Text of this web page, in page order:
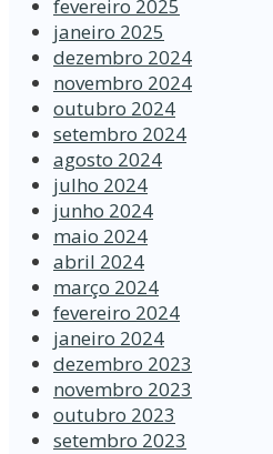
fevereiro 2025
janeiro 2025
dezembro 2024
novembro 2024
outubro 2024
setembro 2024
agosto 2024
julho 2024
junho 2024
maio 2024
abril 2024
março 2024
fevereiro 2024
janeiro 2024
dezembro 2023
novembro 2023
outubro 2023
setembro 2023